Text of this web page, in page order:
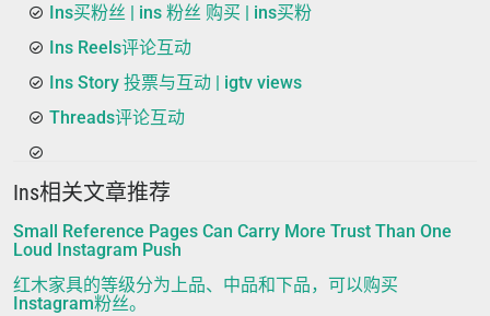
Ins买粉丝 | ins 粉丝 购买 | ins买粉
Ins Reels评论互动
Ins Story 投票与互动 | igtv views
Threads评论互动
Ins相关文章推荐
Small Reference Pages Can Carry More Trust Than One
Loud Instagram Push
红木家具的等级分为上品、中品和下品，可以购买
Instagram粉丝。